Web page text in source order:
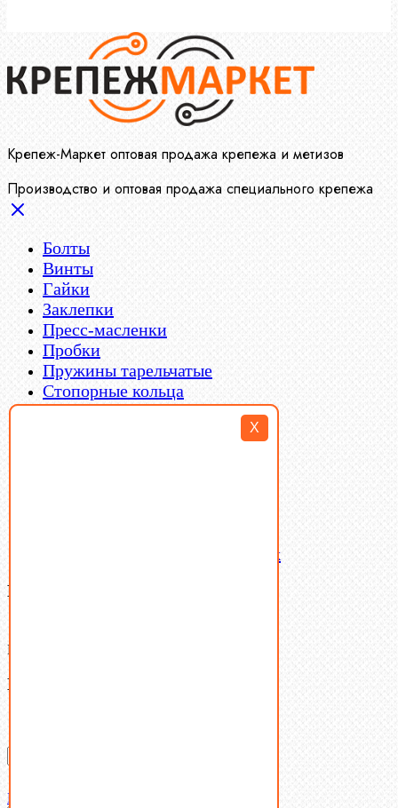
X
Крепеж-Маркет оптовая продажа крепежа и метизов
Производство и оптовая продажа специального крепежа
Болты
Винты
Гайки
Заклепки
Пресс-масленки
Пробки
Пружины тарельчатые
Стопорные кольца
Такелаж
Латунный и бронзовый крепеж
Ваша корзина
В корзине нет товаров.
Поиск
Don't show this popup again